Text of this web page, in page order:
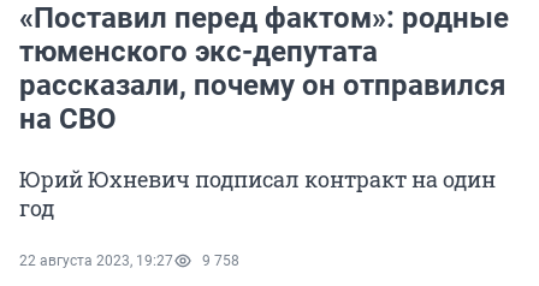
«Поставил перед фактом»: родные
тюменского экс-депутата
рассказали, почему он отправился
на СВО
Юрий Юхневич подписал контракт на один
год
22 августа 2023, 19:27 9 758